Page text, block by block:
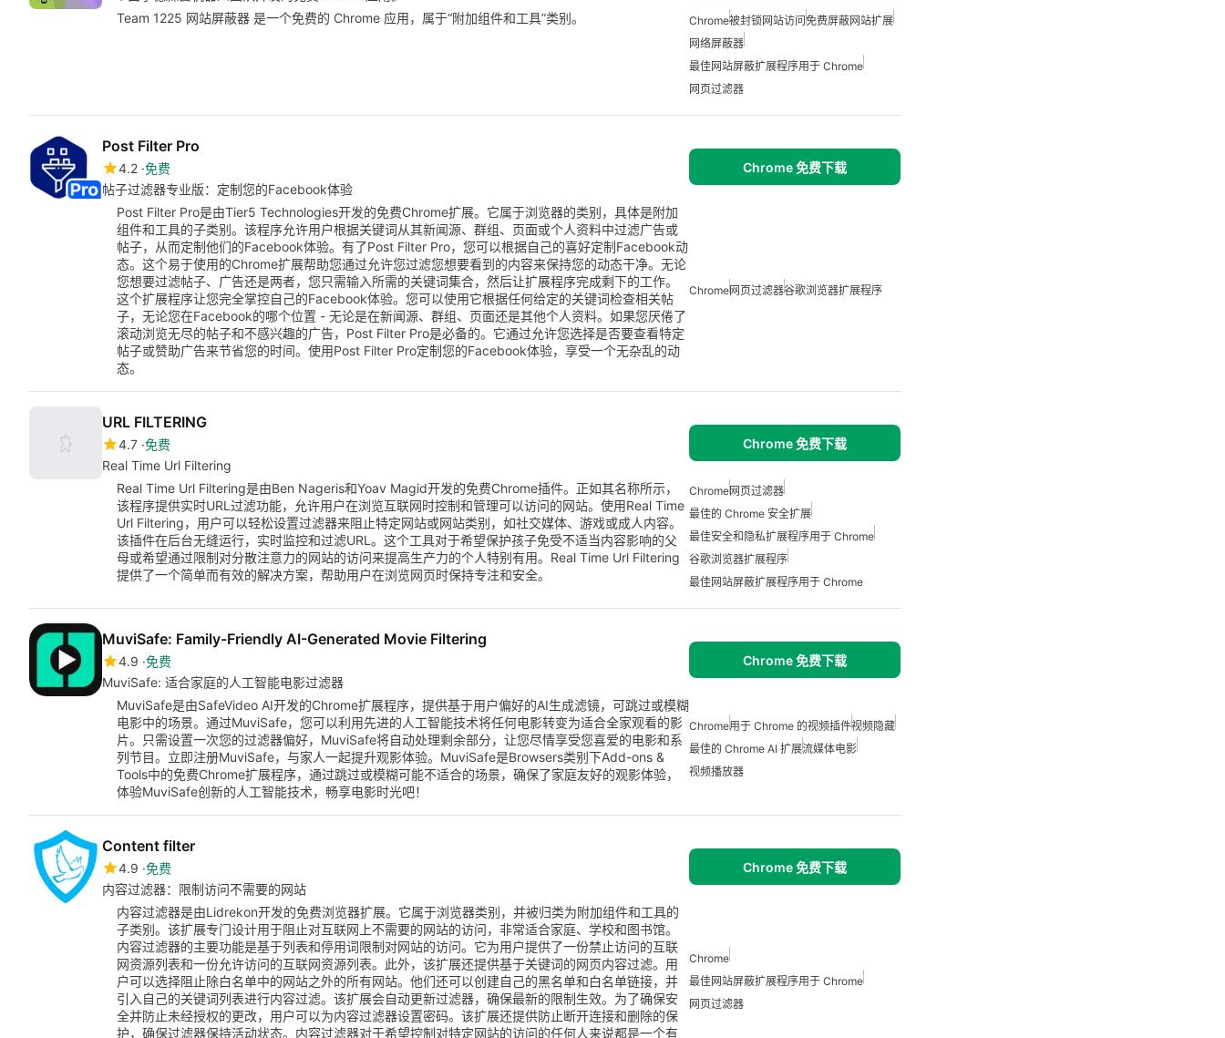
Team 1225 网站屏蔽器 是一个免费的 Chrome 应用，属于“附加组件和工具”类别。 Chrome被封锁网站访问免费屏蔽网站扩展
网络屏蔽器
最佳网站屏蔽扩展程序用于 Chrome
网页过滤器
Post Filter Pro
4.2 免费
帖子过滤器专业版：定制您的Facebook体验
Chrome 免费下载
Post Filter Pro是由Tier5 Technologies开发的免费Chrome扩展。它属于浏览器的类别，具体是附加
组件和工具的子类别。该程序允许用户根据关键词从其新闻源、群组、页面或个人资料中过滤广告或
帖子，从而定制他们的Facebook体验。有了Post Filter Pro，您可以根据自己的喜好定制Facebook动
态。这个易于使用的Chrome扩展帮助您通过允许您过滤您想要看到的内容来保持您的动态干净。无论
您想要过滤帖子、广告还是两者，您只需输入所需的关键词集合，然后让扩展程序完成剩下的工作。
这个扩展程序让您完全掌控自己的Facebook体验。您可以使用它根据任何给定的关键词检查相关帖
子，无论您在Facebook的哪个位置 - 无论是在新闻源、群组、页面还是其他个人资料。如果您厌倦了
滚动浏览无尽的帖子和不感兴趣的广告，Post Filter Pro是必备的。它通过允许您选择是否要查看特定
帖子或赞助广告来节省您的时间。使用Post Filter Pro定制您的Facebook体验，享受一个无杂乱的动
态。
Chrome网页过滤器谷歌浏览器扩展程序
URL FILTERING
4.7 免费
Real Time Url Filtering
Chrome 免费下载
Real Time Url Filtering是由Ben Nageris和Yoav Magid开发的免费Chrome插件。正如其名称所示，
该程序提供实时URL过滤功能，允许用户在浏览互联网时控制和管理可以访问的网站。使用Real Time
Url Filtering，用户可以轻松设置过滤器来阻止特定网站或网站类别，如社交媒体、游戏或成人内容。
该插件在后台无缝运行，实时监控和过滤URL。这个工具对于希望保护孩子免受不适当内容影响的父
母或希望通过限制对分散注意力的网站的访问来提高生产力的个人特别有用。Real Time Url Filtering
提供了一个简单而有效的解决方案，帮助用户在浏览网页时保持专注和安全。
Chrome网页过滤器
最佳的 Chrome 安全扩展
最佳安全和隐私扩展程序用于 Chrome
谷歌浏览器扩展程序
最佳网站屏蔽扩展程序用于 Chrome
MuviSafe: Family-Friendly AI-Generated Movie Filtering
4.9 免费
MuviSafe: 适合家庭的人工智能电影过滤器
Chrome 免费下载
MuviSafe是由SafeVideo AI开发的Chrome扩展程序，提供基于用户偏好的AI生成滤镜，可跳过或模糊
电影中的场景。通过MuviSafe，您可以利用先进的人工智能技术将任何电影转变为适合全家观看的影
片。只需设置一次您的过滤器偏好，MuviSafe将自动处理剩余部分，让您尽情享受您喜爱的电影和系
列节目。立即注册MuviSafe，与家人一起提升观影体验。MuviSafe是Browsers类别下Add-ons &
Tools中的免费Chrome扩展程序，通过跳过或模糊可能不适合的场景，确保了家庭友好的观影体验，
体验MuviSafe创新的人工智能技术，畅享电影时光吧！
Chrome用于 Chrome 的视频插件视频隐藏
最佳的 Chrome AI 扩展流媒体电影
视频播放器
Content filter
4.9 免费
内容过滤器：限制访问不需要的网站
Chrome 免费下载
内容过滤器是由Lidrekon开发的免费浏览器扩展。它属于浏览器类别，并被归类为附加组件和工具的
子类别。该扩展专门设计用于阻止对互联网上不需要的网站的访问，非常适合家庭、学校和图书馆。
内容过滤器的主要功能是基于列表和停用词限制对网站的访问。它为用户提供了一份禁止访问的互联
网资源列表和一份允许访问的互联网资源列表。此外，该扩展还提供基于关键词的网页内容过滤。用
户可以选择阻止除白名单中的网站之外的所有网站。他们还可以创建自己的黑名单和白名单链接，并
引入自己的关键词列表进行内容过滤。该扩展会自动更新过滤器，确保最新的限制生效。为了确保安
全并防止未经授权的更改，用户可以为内容过滤器设置密码。该扩展还提供防止断开连接和删除的保
护，确保过滤器保持活动状态。内容过滤器对于希望控制对特定网站的访问的任何人来说都是一个有
Chrome
最佳网站屏蔽扩展程序用于 Chrome
网页过滤器